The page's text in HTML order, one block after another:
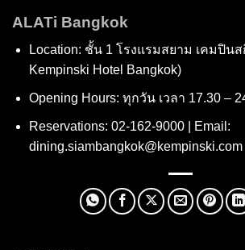
ALATi Bangkok
Location: ชั้น 1 โรงแรมสยาม เคมปินส
Kempinski Hotel Bangkok)
Opening Hours: ทุกวัน เวลา 17.30 –
Reservations: 02-162-9000 | Email:
dining.siambangkok@kempinski.com